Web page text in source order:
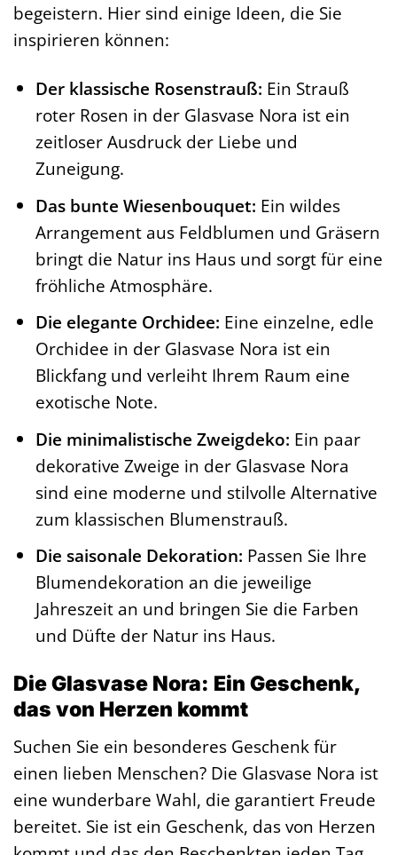
begeistern. Hier sind einige Ideen, die Sie
inspirieren können:
Der klassische Rosenstrauß: Ein Strauß
roter Rosen in der Glasvase Nora ist ein
zeitloser Ausdruck der Liebe und
Zuneigung.
Das bunte Wiesenbouquet: Ein wildes
Arrangement aus Feldblumen und Gräsern
bringt die Natur ins Haus und sorgt für eine
fröhliche Atmosphäre.
Die elegante Orchidee: Eine einzelne, edle
Orchidee in der Glasvase Nora ist ein
Blickfang und verleiht Ihrem Raum eine
exotische Note.
Die minimalistische Zweigdeko: Ein paar
dekorative Zweige in der Glasvase Nora
sind eine moderne und stilvolle Alternative
zum klassischen Blumenstrauß.
Die saisonale Dekoration: Passen Sie Ihre
Blumendekoration an die jeweilige
Jahreszeit an und bringen Sie die Farben
und Düfte der Natur ins Haus.
Die Glasvase Nora: Ein Geschenk,
das von Herzen kommt
Suchen Sie ein besonderes Geschenk für
einen lieben Menschen? Die Glasvase Nora ist
eine wunderbare Wahl, die garantiert Freude
bereitet. Sie ist ein Geschenk, das von Herzen